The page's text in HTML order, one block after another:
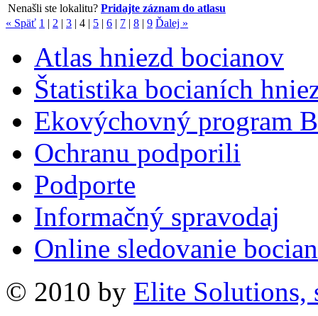
Nenašli ste lokalitu? Pridajte záznam do atlasu
« Späť 1 | 2 | 3 | 4 | 5 | 6 | 7 | 8 | 9 Ďalej »
Atlas hniezd bocianov
Štatistika bocianích
Ekovýchovný program
Ochranu podporili
Podporte
Informačný spravodaj
Online sledovanie
© 2010 by Elite Solutions,